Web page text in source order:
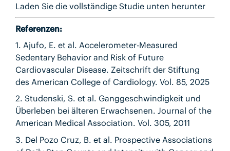
Laden Sie die vollständige Studie unten herunter
Referenzen:
1. Ajufo, E. et al. Accelerometer-Measured
Sedentary Behavior and Risk of Future
Cardiovascular Disease. Zeitschrift der Stiftung
des American College of Cardiology. Vol. 85, 2025
2. Studenski, S. et al. Ganggeschwindigkeit und
Überleben bei älteren Erwachsenen. Journal of the
American Medical Association. Vol. 305, 2011
3. Del Pozo Cruz, B. et al. Prospective Associations